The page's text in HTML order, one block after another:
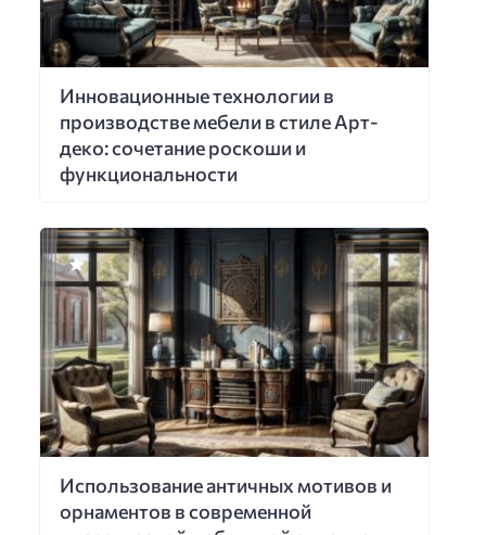
Инновационные технологии в
производстве мебели в стиле Арт-
деко: сочетание роскоши и
функциональности
Использование античных мотивов и
орнаментов в современной